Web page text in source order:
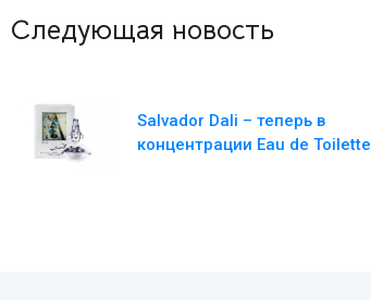
Следующая новость
Salvador Dali – теперь в
концентрации Eau de Toilette